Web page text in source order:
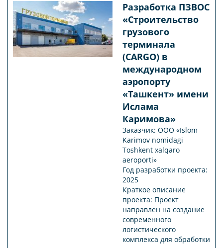
Разработка ПЗВОС
«Строительство
грузового
терминала
(CARGO) в
международном
аэропорту
«Ташкент» имени
Ислама
Каримова»
Заказчик: ООО «Islom
Karimov nomidagi
Toshkent xalqaro
aeroporti»
Год разработки проекта:
2025
Краткое описание
проекта: Проект
направлен на создание
современного
логистического
комплекса для обработки